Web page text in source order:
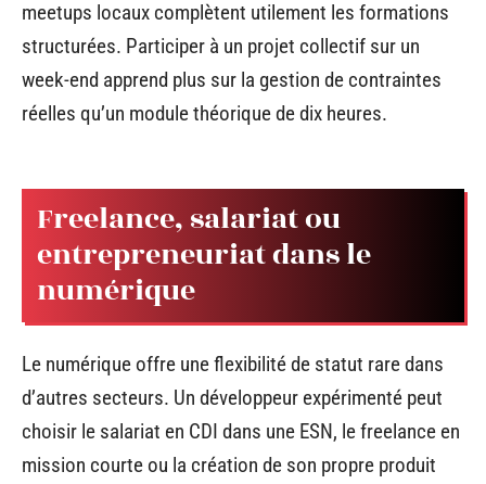
meetups locaux complètent utilement les formations
structurées. Participer à un projet collectif sur un
week-end apprend plus sur la gestion de contraintes
réelles qu’un module théorique de dix heures.
Freelance, salariat ou
entrepreneuriat dans le
numérique
Le numérique offre une flexibilité de statut rare dans
d’autres secteurs. Un développeur expérimenté peut
choisir le salariat en CDI dans une ESN, le freelance en
mission courte ou la création de son propre produit